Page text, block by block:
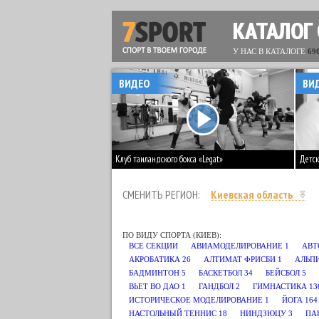
У НАС В КАТАЛОГЕ
Клуб таиландского бокса «Legat»
ВИДЕО
СМЕНИТЬ РЕГИОН: Киевская область
ПО ВИДУ СПОРТА (КИЕВ):
ВСЕ СЕКЦИИ
АВИАМОДЕЛИРОВАНИЕ 1
АКРОБАТИКА 26 АЛТИМАТ ФРИСБИ 1
БАДМИНТОН 5 БАСКЕТБОЛ 34 БЕЙСБОЛ 5
ВЬЕТ ВО ДАО 1 ГАНДБОЛ 2 ГИМНАСТИКА
ИСТОРИЧЕСКОЕ МОДЕЛИРОВАНИЕ 1 ЙОГА 164
НАСТОЛЬНЫЙ ТЕННИС 18 НИНДЗЮЦУ 3